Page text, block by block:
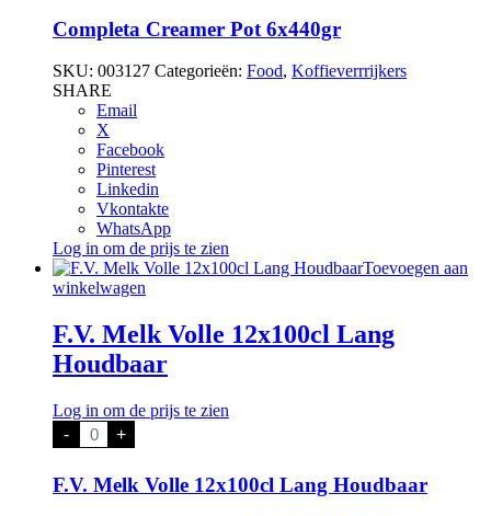
6x440gr
aantal
Completa Creamer Pot 6x440gr
SKU: 003127 Categorieën: Food, Koffieverrrijkers
SHARE
Email
X
Facebook
Pinterest
Linkedin
Vkontakte
WhatsApp
Log in om de prijs te zien
Toevoegen aan
winkelwagen
F.V. Melk Volle 12x100cl Lang
Houdbaar
Log in om de prijs te zien
- F.V.
Melk
12x100cl
Lang
+
F.V. Melk Volle 12x100cl Lang Houdbaar